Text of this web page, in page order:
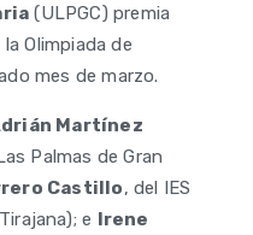
(ULPGC) premia
Olimpiada de
mes de marzo.
Martínez
Palmas de Gran
Castillo, del IES
e
Irene